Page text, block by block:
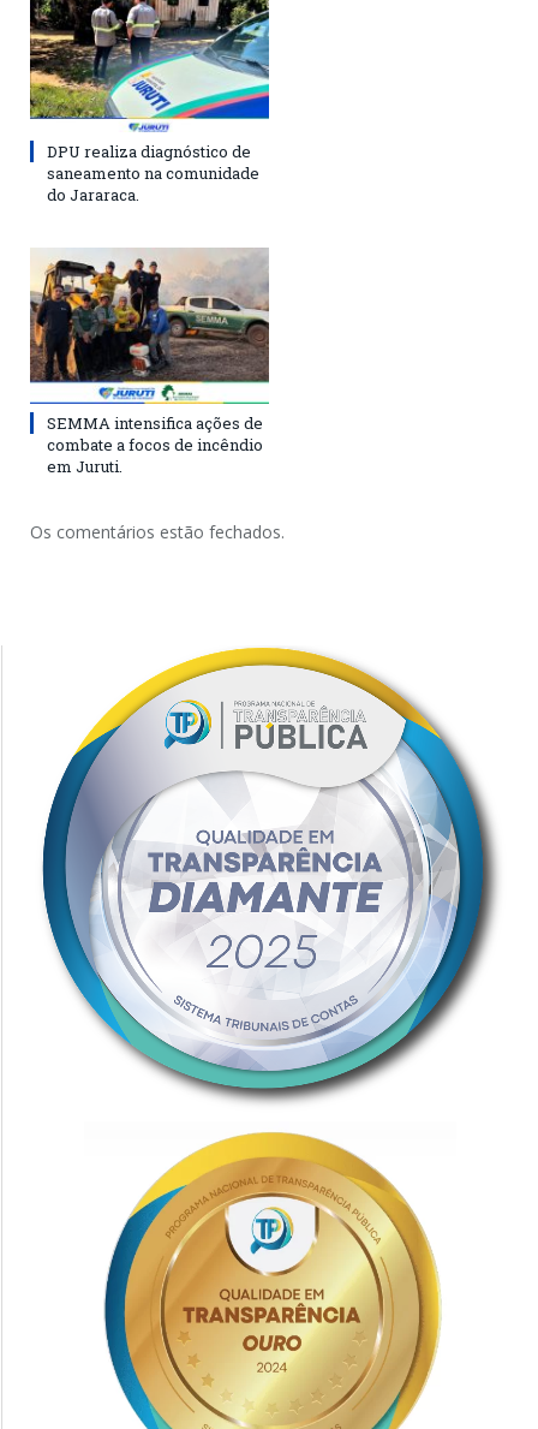
DPU realiza diagnóstico de
saneamento na comunidade
do Jararaca.
SEMMA intensifica ações de
combate a focos de incêndio
em Juruti.
Os comentários estão fechados.